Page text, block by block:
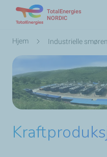
TotalEnergies
NORDIC
Navigasjonssti
Hjem Industrielle